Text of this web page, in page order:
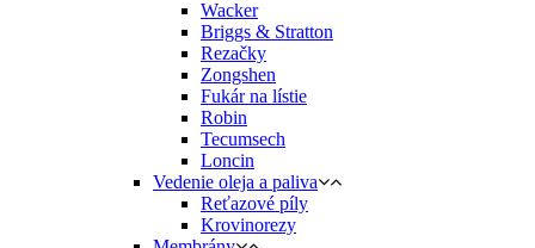
Wacker
Briggs & Stratton
Rezačky
Zongshen
Fukár na lístie
Robin
Tecumsech
Loncin
Vedenie oleja a paliva
Reťazové píly
Krovinorezy